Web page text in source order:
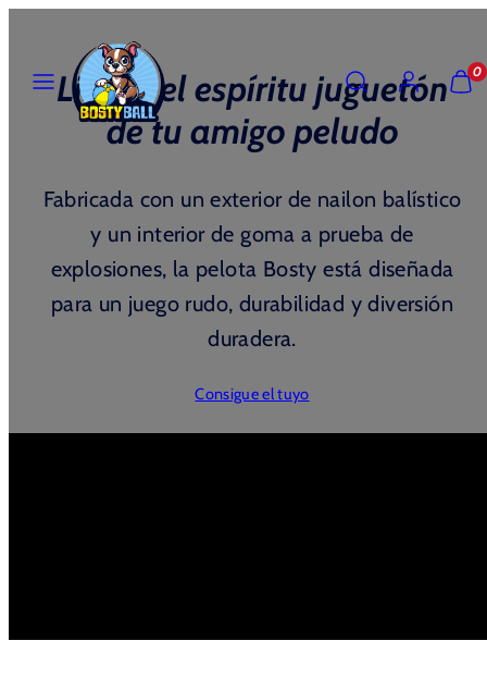
contenido
MI
0
Libera el espíritu juguetón
de tu amigo peludo
Fabricada con un exterior de nailon balístico
y un interior de goma a prueba de
explosiones, la pelota Bosty está diseñada
para un juego rudo, durabilidad y diversión
duradera.
Consigue el tuyo